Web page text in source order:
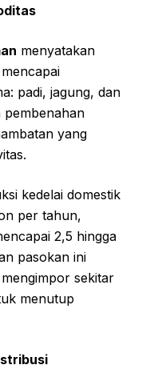
menyatakan
padi, jagung, dan
pembenahan
yang
kedelai domestik
per tahun,
2,5 hingga
pasokan ini
sekitar
menutup